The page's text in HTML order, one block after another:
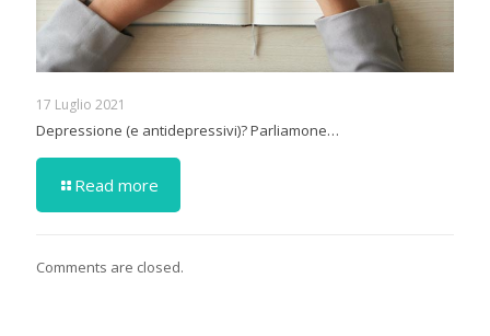
17 Luglio 2021
Depressione (e antidepressivi)? Parliamone…
Read more
Comments are closed.